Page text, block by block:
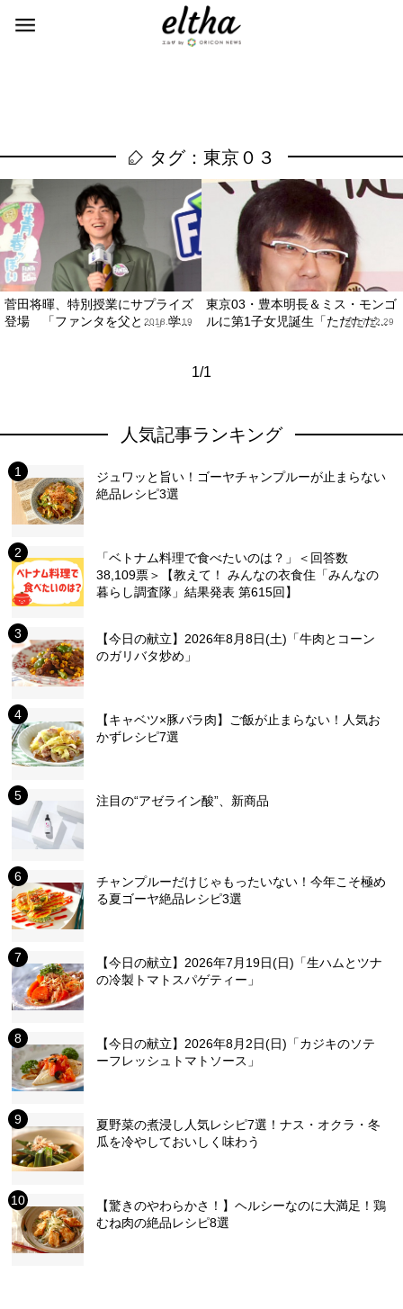
タグ：東京０３
菅田将暉、特別授業にサプライズ
登場 「ファンタを父と…」学...
2018.04.19
東京03・豊本明長＆ミス・モンゴ
ルに第1子女児誕生「ただただ...
2017.12.29
1/1
人気記事ランキング
ジュワッと旨い！ゴーヤチャンプルーが止まらない
絶品レシピ3選
「ベトナム料理で食べたいのは？」＜回答数
38,109票＞【教えて！ みんなの衣食住「みんなの
暮らし調査隊」結果発表 第615回】
【今日の献立】2026年8月8日(土)「牛肉とコーン
のガリバタ炒め」
【キャベツ×豚バラ肉】ご飯が止まらない！人気お
かずレシピ7選
注目の“アゼライン酸”、新商品
チャンプルーだけじゃもったいない！今年こそ極め
る夏ゴーヤ絶品レシピ3選
【今日の献立】2026年7月19日(日)「生ハムとツナ
の冷製トマトスパゲティー」
【今日の献立】2026年8月2日(日)「カジキのソテ
ーフレッシュトマトソース」
夏野菜の煮浸し人気レシピ7選！ナス・オクラ・冬
瓜を冷やしておいしく味わう
【驚きのやわらかさ！】ヘルシーなのに大満足！鶏
むね肉の絶品レシピ8選